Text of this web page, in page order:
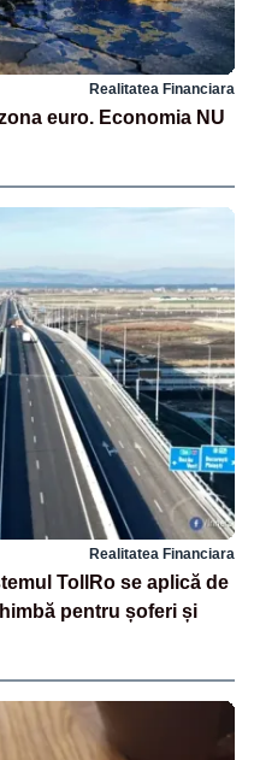
Realitatea Financiara
euro. Economia NU
Realitatea Financiara
TollRo se aplică de
pentru șoferi și